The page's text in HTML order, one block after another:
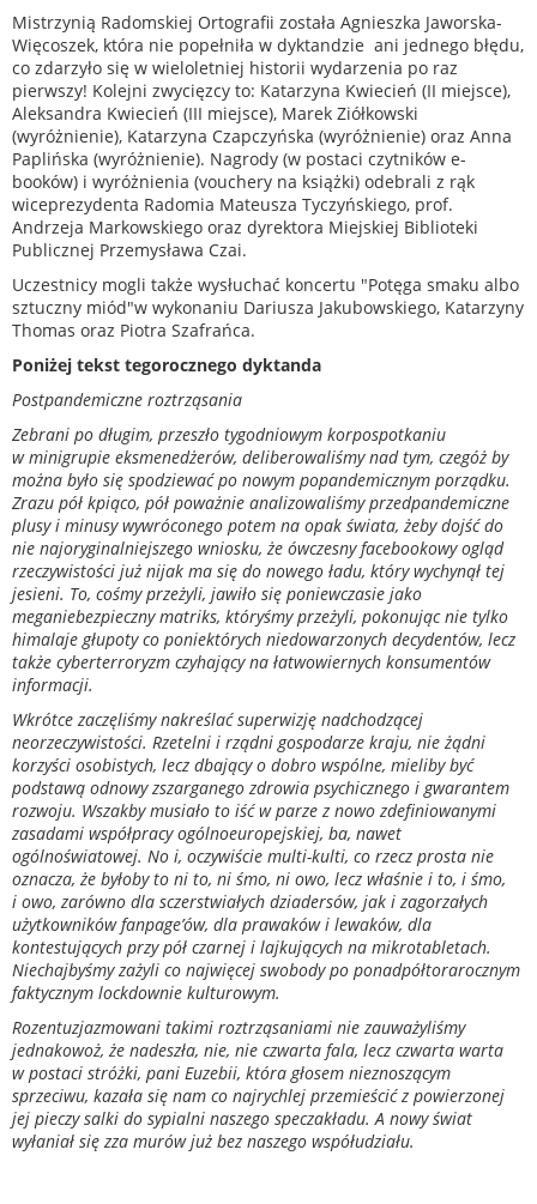
Mistrzynią Radomskiej Ortografii została Agnieszka Jaworska-
Więcoszek, która nie popełniła w dyktandzie ani jednego błędu,
co zdarzyło się w wieloletniej historii wydarzenia po raz
pierwszy! Kolejni zwycięzcy to: Katarzyna Kwiecień (II miejsce),
Aleksandra Kwiecień (III miejsce), Marek Ziółkowski
(wyróżnienie), Katarzyna Czapczyńska (wyróżnienie) oraz Anna
Paplińska (wyróżnienie). Nagrody (w postaci czytników e-
booków) i wyróżnienia (vouchery na książki) odebrali z rąk
wiceprezydenta Radomia Mateusza Tyczyńskiego, prof.
Andrzeja Markowskiego oraz dyrektora Miejskiej Biblioteki
Publicznej Przemysława Czai.
Uczestnicy mogli także wysłuchać koncertu "Potęga smaku albo
sztuczny miód"w wykonaniu Dariusza Jakubowskiego, Katarzyny
Thomas oraz Piotra Szafrańca.
Poniżej tekst tegorocznego dyktanda
Postpandemiczne roztrząsania
Zebrani po długim, przeszło tygodniowym korpospotkaniu
w minigrupie eksmenedżerów, deliberowaliśmy nad tym, czegóż by
można było się spodziewać po nowym popandemicznym porządku.
Zrazu pół kpiąco, pół poważnie analizowaliśmy przedpandemiczne
plusy i minusy wywróconego potem na opak świata, żeby dojść do
nie najoryginalniejszego wniosku, że ówczesny facebookowy ogląd
rzeczywistości już nijak ma się do nowego ładu, który wychynął tej
jesieni. To, cośmy przeżyli, jawiło się poniewczasie jako
meganiebezpieczny matriks, któryśmy przeżyli, pokonując nie tylko
himalaje głupoty co poniektórych niedowarzonych decydentów, lecz
także cyberterroryzm czyhający na łatwowiernych konsumentów
informacji.
Wkrótce zaczęliśmy nakreślać superwizję nadchodzącej
neorzeczywistości. Rzetelni i rządni gospodarze kraju, nie żądni
korzyści osobistych, lecz dbający o dobro wspólne, mieliby być
podstawą odnowy zszarganego zdrowia psychicznego i gwarantem
rozwoju. Wszakby musiało to iść w parze z nowo zdefiniowanymi
zasadami współpracy ogólnoeuropejskiej, ba, nawet
ogólnoświatowej. No i, oczywiście multi-kulti, co rzecz prosta nie
oznacza, że byłoby to ni to, ni śmo, ni owo, lecz właśnie i to, i śmo,
i owo, zarówno dla sczerstwiałych dziadersów, jak i zagorzałych
użytkowników fanpage’ów, dla prawaków i lewaków, dla
kontestujących przy pół czarnej i lajkujących na mikrotabletach.
Niechajbyśmy zażyli co najwięcej swobody po ponadpółtorarocznym
faktycznym lockdownie kulturowym.
Rozentuzjazmowani takimi roztrząsaniami nie zauważyliśmy
jednakowoż, że nadeszła, nie, nie czwarta fala, lecz czwarta warta
w postaci stróżki, pani Euzebii, która głosem nieznoszącym
sprzeciwu, kazała się nam co najrychlej przemieścić z powierzonej
jej pieczy salki do sypialni naszego speczakładu. A nowy świat
wyłaniał się zza murów już bez naszego współudziału.